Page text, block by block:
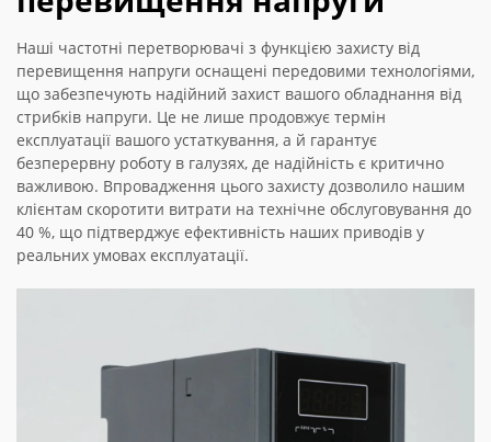
Наші частотні перетворювачі з функцією захисту від
перевищення напруги оснащені передовими технологіями,
що забезпечують надійний захист вашого обладнання від
стрибків напруги. Це не лише продовжує термін
експлуатації вашого устаткування, а й гарантує
безперервну роботу в галузях, де надійність є критично
важливою. Впровадження цього захисту дозволило нашим
клієнтам скоротити витрати на технічне обслуговування до
40 %, що підтверджує ефективність наших приводів у
реальних умовах експлуатації.